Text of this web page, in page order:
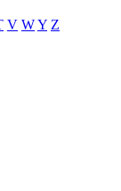
V WY Z